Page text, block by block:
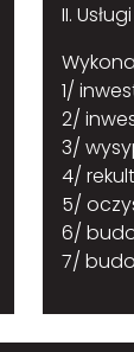
II.
1/
2/
3/
4/
5/
6/
7/